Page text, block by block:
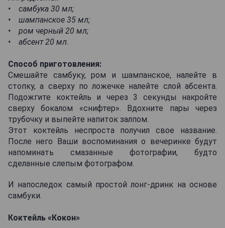
• самбука 30 мл;
• шампанское 35 мл;
• ром черный 20 мл;
• абсент 20 мл.
Способ приготовления:
Смешайте самбуку, ром и шампанское, налейте в
стопку, а сверху по ложечке налейте слой абсента.
Подожгите коктейль и через 3 секунды накройте
сверху бокалом «снифтер». Вдохните пары через
трубочку и выпейте напиток залпом.
Этот коктейль неспроста получил свое название.
После него Ваши воспоминания о вечеринке будут
напоминать смазанные фотографии, будто
сделанные слепым фотографом.
И напоследок самый простой лонг-дринк на основе
самбуки.
Коктейль «Кокон»